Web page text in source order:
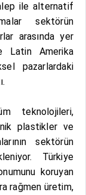
ile alternatif
sektörün
arasında yer
Latin Amerika
pazarlardaki
teknolojileri,
plastikler ve
sektörün
Türkiye
koruyan
rağmen üretim,